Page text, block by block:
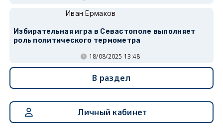
Иван Ермаков
Избирательная игра в Севастополе выполняет
роль политического термометра
18/08/2025 13:48
В раздел
Личный кабинет